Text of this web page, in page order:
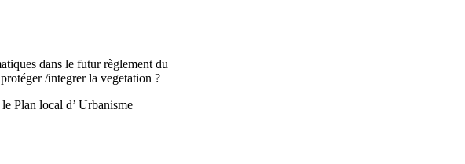
dans le futur règlement du
/integrer la vegetation ?
Plan local d’ Urbanisme